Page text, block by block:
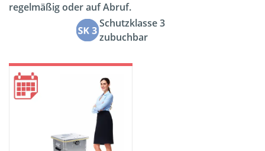
regelmäßig oder auf Abruf.
Schutzklasse 3
zubuchbar